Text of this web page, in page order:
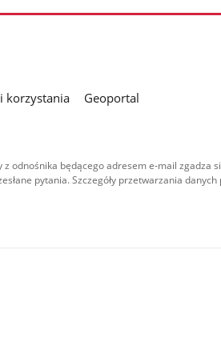
korzystania
Geoportal
odnośnika będącego adresem e-mail zgadza
pytania. Szczegóły przetwarzania